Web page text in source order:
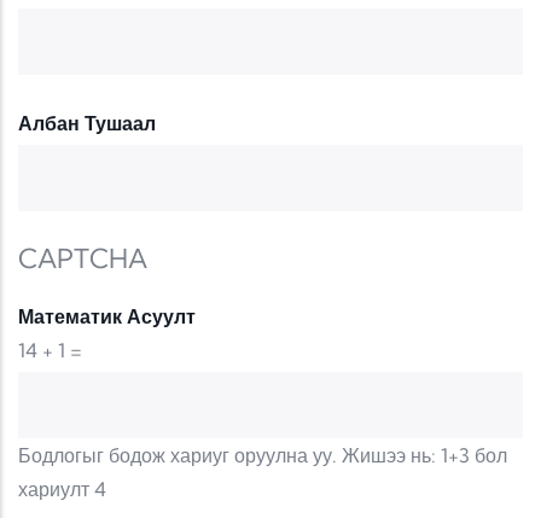
Албан Тушаал
CAPTCHA
Математик Асуулт
14 + 1 =
Бодлогыг бодож хариуг оруулна уу. Жишээ нь: 1+3 бол
хариулт 4